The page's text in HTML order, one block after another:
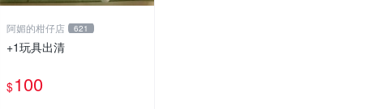
阿媚的柑仔店 621
+1玩具出清
$100